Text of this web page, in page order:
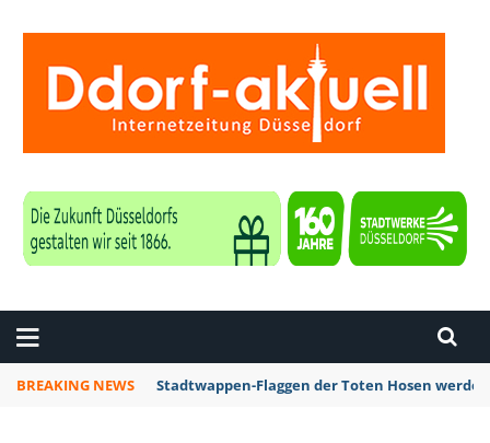
BREAKING NEWS Stadtwappen-Flaggen der Toten Hosen